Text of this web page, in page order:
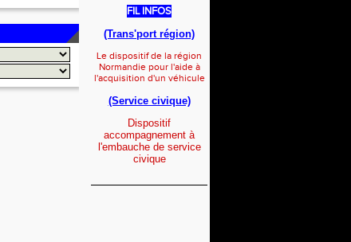
FIL INFOS
(Trans'port région)
Le dispositif de la région
Normandie pour l'aide à
l'acquisition d'un véhicule
(Service civique)
Dispositif
accompagnement à
l'embauche de service
civique